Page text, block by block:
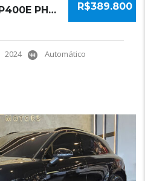
R$389.800
JAGUAR F-PACE 2.0 P400E PHEV R-DYNAMIC SE AW...
2024 Automático